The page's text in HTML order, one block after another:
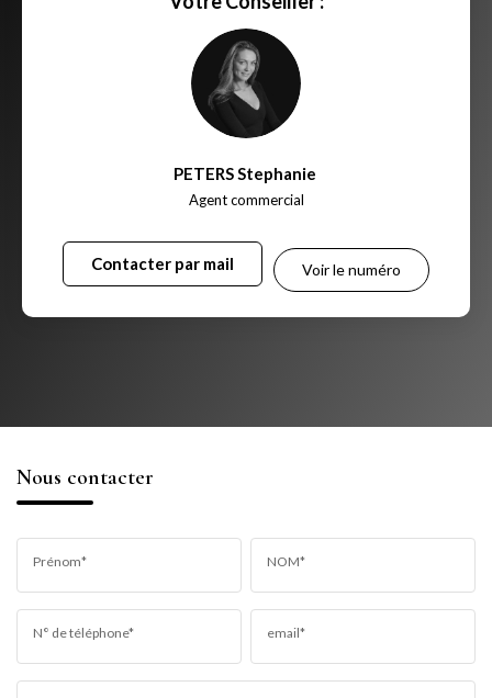
PETERS Stephanie
Agent commercial
Contacter par mail Voir le numéro
Nous contacter
Prénom* NOM*
N° de téléphone* email*